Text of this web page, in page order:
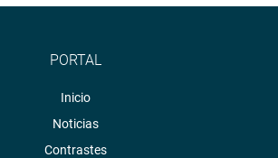
PORTAL
Inicio
Noticias
Contrastes